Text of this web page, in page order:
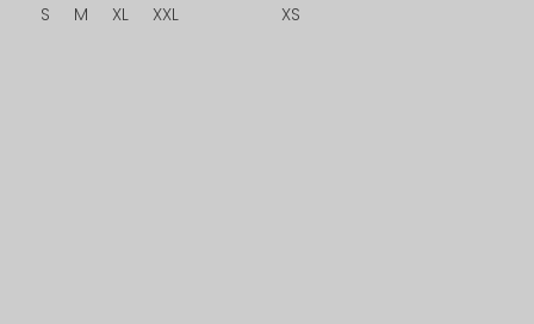
S M XL XXL XS